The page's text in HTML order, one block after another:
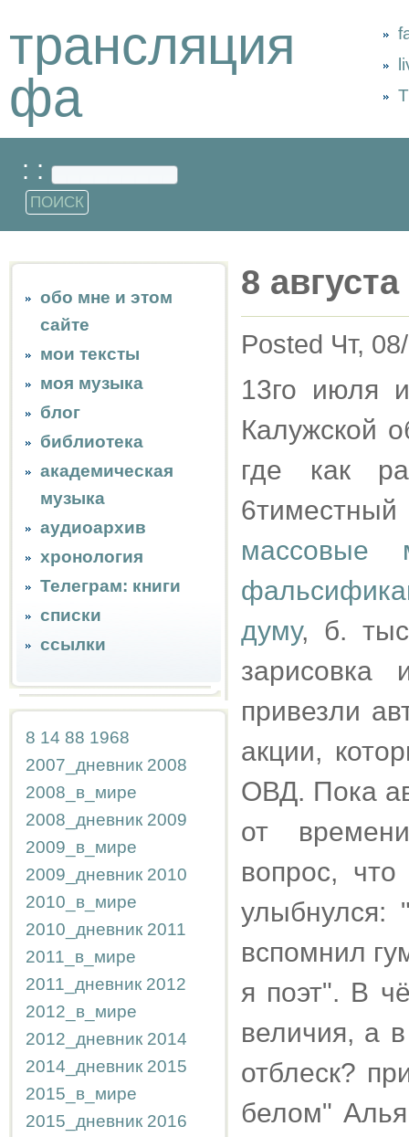
трансляция
фа
: :
обо мне и этом
сайте
мои тексты
моя музыка
блог
библиотека
академическая
музыка
аудиоархив
хронология
Телеграм: книги
списки
ссылки
8 14 88 1968
2007_дневник 2008
2008_в_мире
2008_дневник 2009
2009_в_мире
2009_дневник 2010
2010_в_мире
2010_дневник 2011
2011_в_мире
2011_дневник 2012
2012_в_мире
2012_дневник 2014
2014_дневник 2015
2015_в_мире
2015_дневник 2016
8
Posted Чт,
13го июля
Калужской
где как
думу, б.
зарисовка
привезли
акции,
ОВД. Пока
от
вопрос,
улыбнулся:
вспомнил
я поэт". В
величия, а
отблеск?
белом"